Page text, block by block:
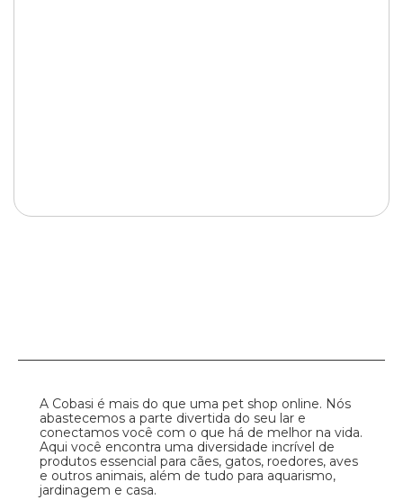
A Cobasi é mais do que uma pet shop online. Nós
abastecemos a parte divertida do seu lar e
conectamos você com o que há de melhor na vida.
Aqui você encontra uma diversidade incrível de
produtos essencial para cães, gatos, roedores, aves
e outros animais, além de tudo para aquarismo,
jardinagem e casa.